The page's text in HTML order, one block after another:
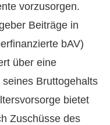
vorzusorgen.
Beiträge in
bAV)
über eine
Bruttogehalts
bietet
Zuschüsse des